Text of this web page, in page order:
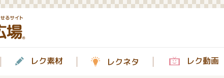
レク素材 レクネタ レク動画